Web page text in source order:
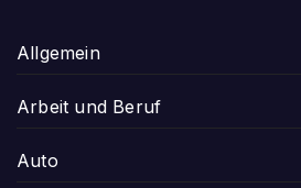
Allgemein
Arbeit und Beruf
Auto